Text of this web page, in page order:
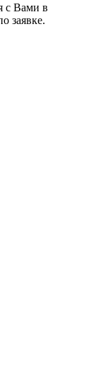
с Вами в
заявке.